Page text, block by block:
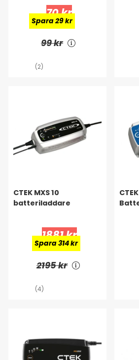
70 kr
Spara 29 kr
99 kr
(2)
CTEK MXS 10
batteriladdare
1881 kr
Spara 314 kr
2195 kr
(4)